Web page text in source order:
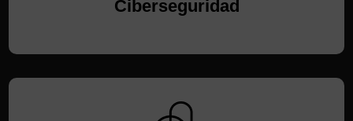
Ciberseguridad